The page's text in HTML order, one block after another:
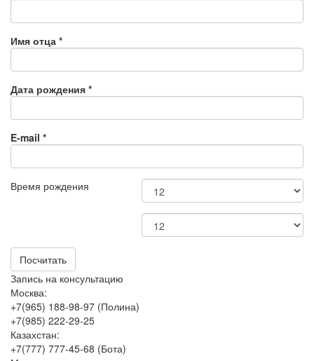
Имя отца *
Дата рождения *
E-mail *
Время рождения Время рождения
Минута рождения
Посчитать
Запись на консультацию
Москва:
+7(965) 188-98-97 (Полина)
+7(985) 222-29-25
Казахстан:
+7(777) 777-45-68 (Бота)